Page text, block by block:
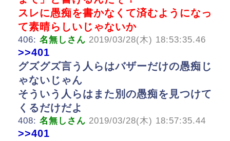
スレに愚痴を書かなくて済むようになっ
て素晴らしいじゃないか
406: 名無しさん 2019/03/28(木) 18:53:35.46
>>401
グズグズ言う人らはバザーだけの愚痴じ
ゃないじゃん
そういう人らはまた別の愚痴を見つけて
くるだけだよ
408: 名無しさん 2019/03/28(木) 18:57:35.44
>>401